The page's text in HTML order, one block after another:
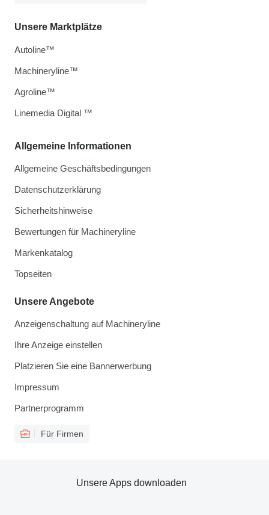
Allgemeine Informationen
Allgemeine Geschäftsbedingungen
Datenschutzerklärung
Sicherheitshinweise
Bewertungen für Machineryline
Markenkatalog
Topseiten
Unsere Angebote
Anzeigenschaltung auf Machineryline
Ihre Anzeige einstellen
Platzieren Sie eine Bannerwerbung
Impressum
Partnerprogramm
Für Firmen
Unsere Marktplätze
Autoline™
Machineryline™
Agroline™
Linemedia Digital ™
Unsere Apps downloaden